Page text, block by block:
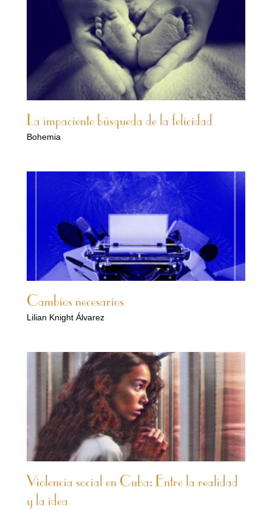
La impaciente búsqueda de la felicidad
Bohemia
Cambios necesarios
Lilian Knight Álvarez
Violencia social en Cuba: Entre la realidad
y la idea